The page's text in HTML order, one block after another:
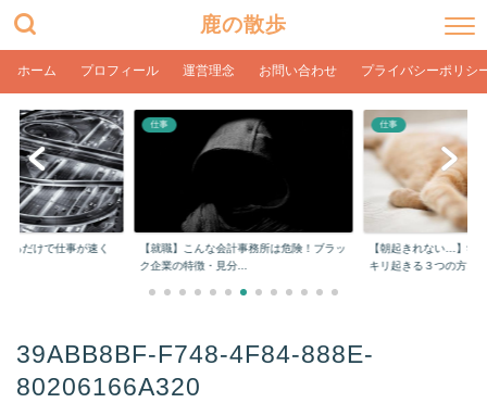
鹿の散歩
ホーム プロフィール 運営理念 お問い合わせ プライバシーポリシ
るだけで仕事が速く
仕事
【就職】こんな会計事務所は危険！ブラッ
ク企業の特徴・見分...
仕事
【朝起きれない…】学
キリ起きる３つの方...
39ABB8BF-F748-4F84-888E-
80206166A320